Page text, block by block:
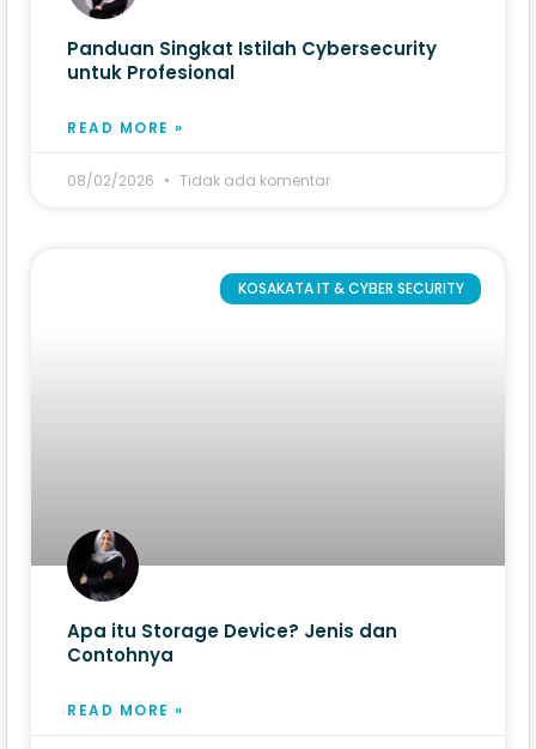
Panduan Singkat Istilah Cybersecurity
untuk Profesional
READ MORE »
08/02/2026 Tidak ada komentar
KOSAKATA IT & CYBER SECURITY
Apa itu Storage Device? Jenis dan
Contohnya
READ MORE »